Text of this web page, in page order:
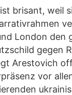
brisant, weil
London den
gegen
Arestovich
vor